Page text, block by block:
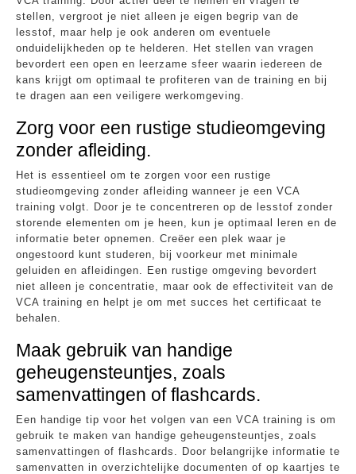
stellen, vergroot je niet alleen je eigen begrip van de
lesstof, maar help je ook anderen om eventuele
onduidelijkheden op te helderen. Het stellen van vragen
bevordert een open en leerzame sfeer waarin iedereen de
kans krijgt om optimaal te profiteren van de training en bij
te dragen aan een veiligere werkomgeving.
Zorg voor een rustige studieomgeving
zonder afleiding.
Het is essentieel om te zorgen voor een rustige
studieomgeving zonder afleiding wanneer je een VCA
training volgt. Door je te concentreren op de lesstof zonder
storende elementen om je heen, kun je optimaal leren en de
informatie beter opnemen. Creëer een plek waar je
ongestoord kunt studeren, bij voorkeur met minimale
geluiden en afleidingen. Een rustige omgeving bevordert
niet alleen je concentratie, maar ook de effectiviteit van de
VCA training en helpt je om met succes het certificaat te
behalen.
Maak gebruik van handige
geheugensteuntjes, zoals
samenvattingen of flashcards.
Een handige tip voor het volgen van een VCA training is om
gebruik te maken van handige geheugensteuntjes, zoals
samenvattingen of flashcards. Door belangrijke informatie te
samenvatten in overzichtelijke documenten of op kaartjes te